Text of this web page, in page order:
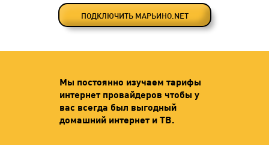
ПОДКЛЮЧИТЬ МАРЬИНО.NET
Мы постоянно изучаем тарифы
интернет провайдеров чтобы у
вас всегда был выгодный
домашний интернет и ТВ.